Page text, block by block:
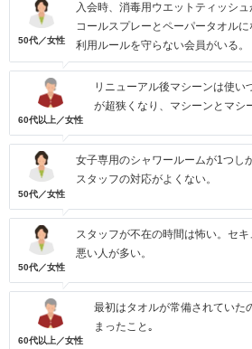
50代／女性
入会時、消毒用ウエットティッシ
コールスプレーとペーパータオル
利用ルールを守らない会員がいる。
60代以上／女性
リニューアル後マシーンは使い
が超狭くなり、マシーンとマシ
50代／女性
女子専用のシャワールームが1つし
スタッフの対応がよくない。
50代／女性
スタッフが不在の時間は怖い。セ
悪い人が多い。
60代以上／女性
最初はタオルが常備されていた
まったこと｡